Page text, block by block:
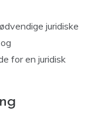
juridiske
for en juridisk